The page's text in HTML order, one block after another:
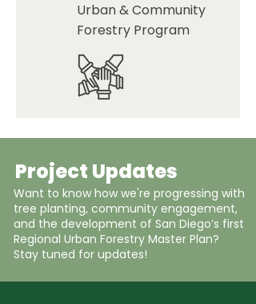
Urban & Community
Forestry Program
Project Updates
Want to know how we're progressing with
tree planting, community engagement,
and the development of San Diego’s first
Regional Urban Forestry Master Plan?
Stay tuned for updates!